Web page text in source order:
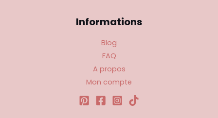
Informations
Blog
FAQ
A propos
Mon compte